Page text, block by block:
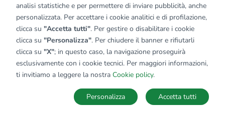
SALVA RICERCA
analisi statistiche e per permettere di inviare pubblicità, anche
personalizzata. Per accettare i cookie analitici e di profilazione,
clicca su "Accetta tutti". Per gestire o disabilitare i cookie
clicca su "Personalizza". Per chiudere il banner e rifiutarli
clicca su "X"; in questo caso, la navigazione proseguirà
esclusivamente con i cookie tecnici. Per maggiori informazioni,
ti invitiamo a leggere la nostra Cookie policy.
Accetta tutti
Personalizza